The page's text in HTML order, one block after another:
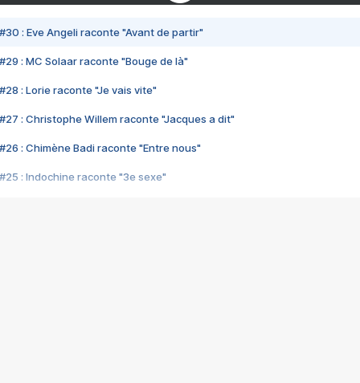
#30 : Eve Angeli raconte "Avant de partir"
#29 : MC Solaar raconte "Bouge de là"
#28 : Lorie raconte "Je vais vite"
#27 : Christophe Willem raconte "Jacques a dit"
#26 : Chimène Badi raconte "Entre nous"
#25 : Indochine raconte "3e sexe"